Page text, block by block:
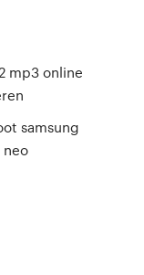
mp3 online
samsung
neo